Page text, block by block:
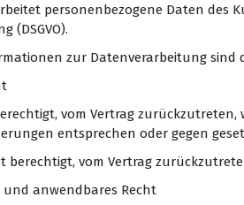
personenbezogene Daten
(DSGVO).
zur Datenverarbeitung
vom Vertrag
entsprechen oder gegen
berechtigt, vom Vertrag
und anwendbares Recht